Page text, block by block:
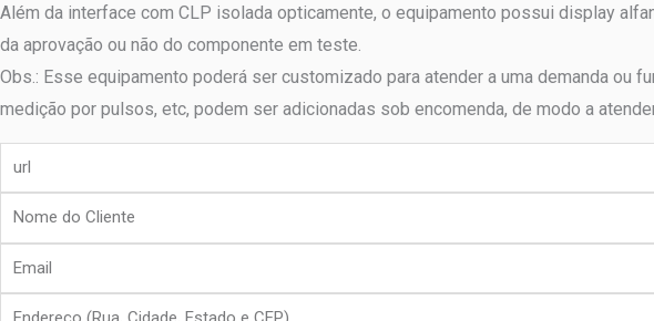
Além da interface com CLP isolada opticamente, o equipamento possui display
da aprovação ou não do componente em teste.
Obs.: Esse equipamento poderá ser customizado para atender a uma demanda
medição por pulsos, etc, podem ser adicionadas sob encomenda, de modo a
Nome
do
Cliente
Email
Endereço